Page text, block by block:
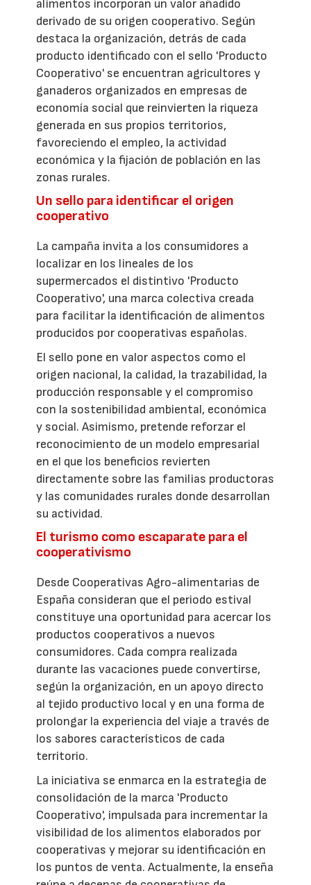
alimentos incorporan un valor añadido
derivado de su origen cooperativo. Según
destaca la organización, detrás de cada
producto identificado con el sello 'Producto
Cooperativo' se encuentran agricultores y
ganaderos organizados en empresas de
economía social que reinvierten la riqueza
generada en sus propios territorios,
favoreciendo el empleo, la actividad
económica y la fijación de población en las
zonas rurales.
Un sello para identificar el origen
cooperativo
La campaña invita a los consumidores a
localizar en los lineales de los
supermercados el distintivo 'Producto
Cooperativo', una marca colectiva creada
para facilitar la identificación de alimentos
producidos por cooperativas españolas.
El sello pone en valor aspectos como el
origen nacional, la calidad, la trazabilidad, la
producción responsable y el compromiso
con la sostenibilidad ambiental, económica
y social. Asimismo, pretende reforzar el
reconocimiento de un modelo empresarial
en el que los beneficios revierten
directamente sobre las familias productoras
y las comunidades rurales donde desarrollan
su actividad.
El turismo como escaparate para el
cooperativismo
Desde Cooperativas Agro-alimentarias de
España consideran que el periodo estival
constituye una oportunidad para acercar los
productos cooperativos a nuevos
consumidores. Cada compra realizada
durante las vacaciones puede convertirse,
según la organización, en un apoyo directo
al tejido productivo local y en una forma de
prolongar la experiencia del viaje a través de
los sabores característicos de cada
territorio.
La iniciativa se enmarca en la estrategia de
consolidación de la marca 'Producto
Cooperativo', impulsada para incrementar la
visibilidad de los alimentos elaborados por
cooperativas y mejorar su identificación en
los puntos de venta. Actualmente, la enseña